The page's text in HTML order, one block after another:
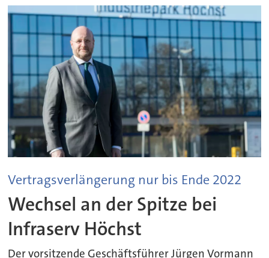
Vertragsverlängerung nur bis Ende 2022
Wechsel an der Spitze bei
Infraserv Höchst
Der vorsitzende Geschäftsführer Jürgen Vormann